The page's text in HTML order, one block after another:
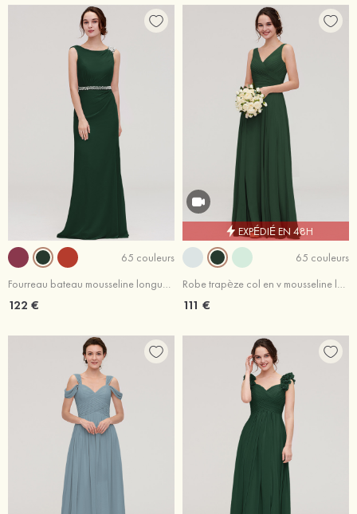
65 couleurs
Fourreau bateau mousseline longueur ras du sol robe de demoiselle d'honneur avec perle sangle
122 €
EXPÉDIÉ EN 48H
65 couleurs
Robe trapèze col en v mousseline longueur ras du sol robe de demoiselle d'honneur avec ceintures
111 €